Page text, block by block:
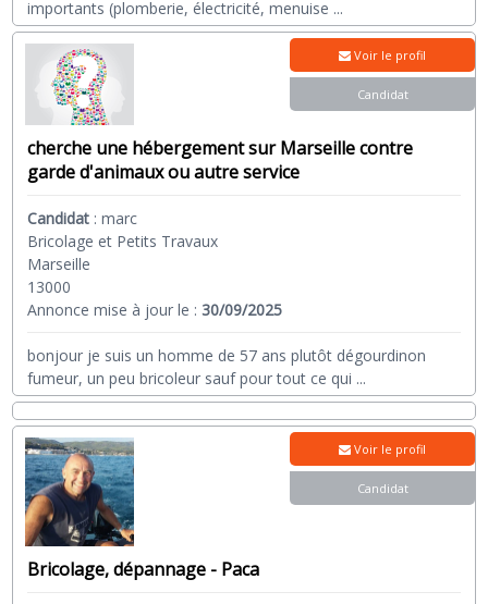
importants (plomberie, électricité, menuise ...
cherche une hébergement sur Marseille contre
garde d'animaux ou autre service
Candidat :marc
Bricolage et Petits Travaux
Marseille
13000
Annonce mise à jour le :30/09/2025
bonjour je suis un homme de 57 ans plutôt dégourdinon
fumeur, un peu bricoleur sauf pour tout ce qui ...
Voir le profil
Candidat
Bricolage, dépannage - Paca
Voir le profil
Candidat